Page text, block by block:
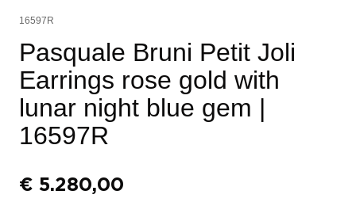
16597R
Pasquale Bruni Petit Joli
Earrings rose gold with
lunar night blue gem |
16597R
€ 5.280,00